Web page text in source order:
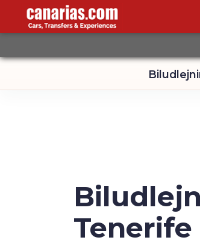
Tenerife